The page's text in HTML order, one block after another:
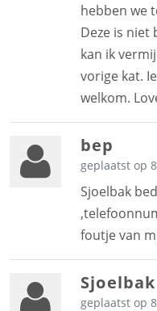
hebben we
Deze is niet
kan ik
vorige kat.
welkom.
bep
geplaatst op
Sjoelbak
foutje van
Sjoelbak
geplaatst op